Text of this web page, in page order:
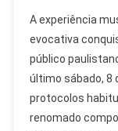
A experiência
evocativa
público
último sábado, 8
protocolos
renomado